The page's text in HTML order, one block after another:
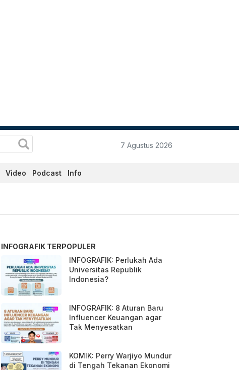
7 Agustus 2026
Video Podcast Info
INFOGRAFIK TERPOPULER
INFOGRAFIK: Perlukah Ada
Universitas Republik
Indonesia?
INFOGRAFIK: 8 Aturan Baru
Influencer Keuangan agar
Tak Menyesatkan
KOMIK: Perry Warjiyo Mundur
di Tengah Tekanan Ekonomi